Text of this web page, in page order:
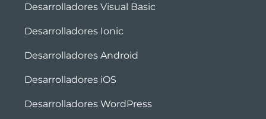
Desarrolladores Visual Basic
Desarrolladores Ionic
Desarrolladores Android
Desarrolladores iOS
Desarrolladores WordPress